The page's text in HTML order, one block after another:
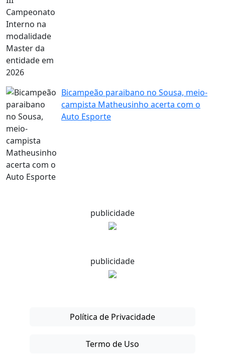
Bicampeão paraibano no Sousa, meio-
campista Matheusinho acerta com o
Auto Esporte
publicidade
publicidade
Política de Privacidade
Termo de Uso